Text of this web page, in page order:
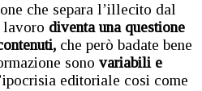
che separa l’illecito dal
lavoro diventa una questione
che però badate bene
sono variabili e
editoriale cosi come